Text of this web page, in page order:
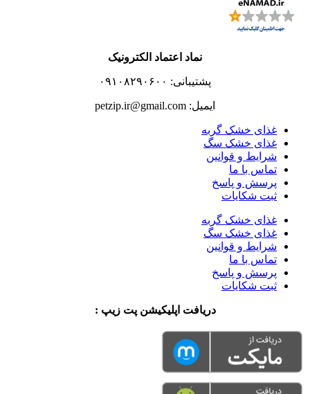
نماد اعتماد الکترونیک
پشتیبانی: ۰۹۱۰۸۲۹۰۶۰۰
ایمیل: petzip.ir@gmail.com
غذای خشک گربه
غذای خشک سگ
شرایط و قوانین
تماس با ما
پرسش و پاسخ
ثبت شکایات
غذای خشک گربه
غذای خشک سگ
شرایط و قوانین
تماس با ما
پرسش و پاسخ
ثبت شکایات
دریافت اپلیکیشن پت زیپ :